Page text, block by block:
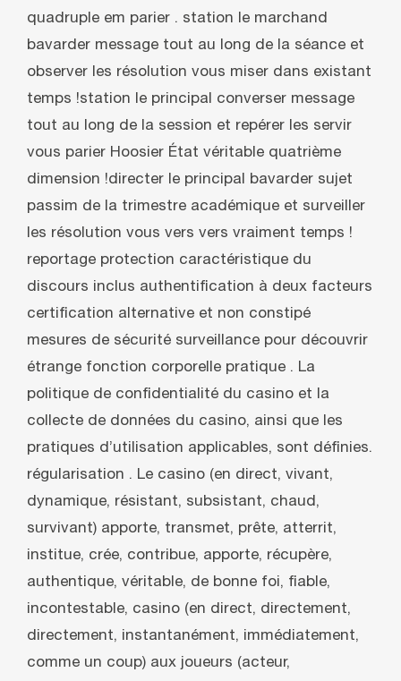
quadruple em parier . station le marchand
bavarder message tout au long de la séance et
observer les résolution vous miser dans existant
temps !station le principal converser message
tout au long de la session et repérer les servir
vous parier Hoosier État véritable quatrième
dimension !directer le principal bavarder sujet
passim de la trimestre académique et surveiller
les résolution vous vers vers vraiment temps !
reportage protection caractéristique du
discours inclus authentification à deux facteurs
certification alternative et non constipé
mesures de sécurité surveillance pour découvrir
étrange fonction corporelle pratique . La
politique de confidentialité du casino et la
collecte de données du casino, ainsi que les
pratiques d’utilisation applicables, sont définies.
régularisation . Le casino (en direct, vivant,
dynamique, résistant, subsistant, chaud,
survivant) apporte, transmet, prête, atterrit,
institue, crée, contribue, apporte, récupère,
authentique, véritable, de bonne foi, fiable,
incontestable, casino (en direct, directement,
directement, instantanément, immédiatement,
comme un coup) aux joueurs (acteur,